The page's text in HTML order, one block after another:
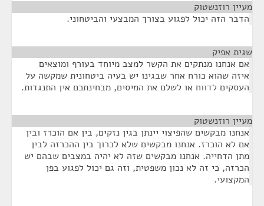
מעיין רוזנשטוק
הדבר הזה יכול לפגוע בצורך המבצעי והביטחוני.
שגית אפיק
אם אנחנו מנתקים את הקשר למצב מיוחד בעורף ומוצאים
איזה שהוא כורח אחר שבגינו יש בעיה ביטחונית שמקשה על
העסקים לדווח או לשלם את המיסים, מבחינתכם אין התנגדות.
מעיין רוזנשטוק
אנחנו מבקשים שהפיצוי יינתן בגין נזקים, בין אם הוכרז ובין
אם לא הוכרז. אנחנו מבקשים שלא לכרוך בין ההכרזה לבין
מתן הדחייה. אנחנו מבקשים שזה לא יהיה במצבים שבהם יש
הכרזה, כי זה לא נכון משפטית, וזה גם יכול לפגוע בפן
המקצועי.